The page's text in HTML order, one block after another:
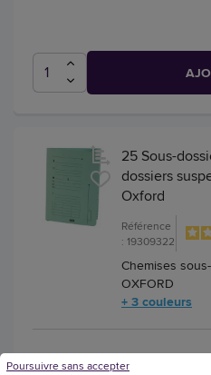
25 Sous-
dossiers
Oxford
Référence
: 19309322
Chemises
OXFORD
+ 3 couleurs
Poursuivre sans accepter